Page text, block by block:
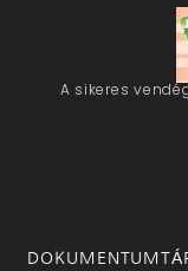
A sikeres